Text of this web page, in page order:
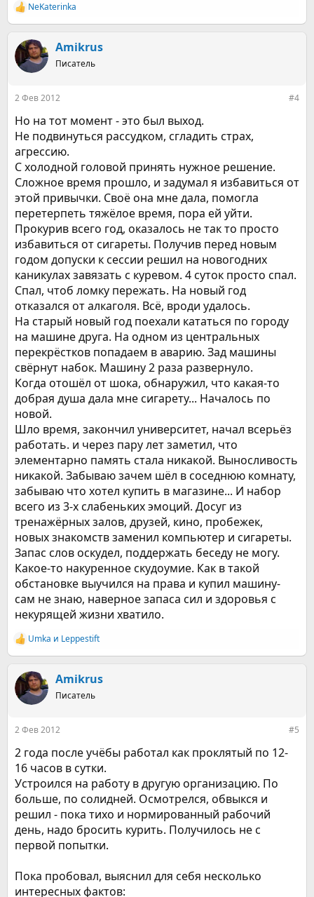
Р
е
к
ц
и
NeKaterinka
Amikrus
Писатель
2 Фев 2012 #4
Но на тот момент - это был выход.
Не подвинуться рассудком, сгладить страх,
агрессию.
С холодной головой принять нужное решение.
Сложное время прошло, и задумал я избавиться от
этой привычки. Своё она мне дала, помогла
перетерпеть тяжёлое время, пора ей уйти.
Прокурив всего год, оказалось не так то просто
избавиться от сигареты. Получив перед новым
годом допуски к сессии решил на новогодних
каникулах завязать с куревом. 4 суток просто спал.
Спал, чтоб ломку пережать. На новый год
отказался от алкаголя. Всё, вроди удалось.
На старый новый год поехали кататься по городу
на машине друга. На одном из центральных
перекрёстков попадаем в аварию. Зад машины
свёрнут набок. Машину 2 раза развернуло.
Когда отошёл от шока, обнаружил, что какая-то
добрая душа дала мне сигарету... Началось по
новой.
Шло время, закончил университет, начал всерьёз
работать. и через пару лет заметил, что
элементарно память стала никакой. Выносливость
никакой. Забываю зачем шёл в соседнюю комнату,
забываю что хотел купить в магазине... И набор
всего из 3-х слабеньких эмоций. Досуг из
тренажёрных залов, друзей, кино, пробежек,
новых знакомств заменил компьютер и сигареты.
Запас слов оскудел, поддержать беседу не могу.
Какое-то накуренное скудоумие. Как в такой
обстановке выучился на права и купил машину-
сам не знаю, наверное запаса сил и здоровья с
некурящей жизни хватило.
Р
е
к
ц
и
Umka и Leppestift
Amikrus
Писатель
2 Фев 2012 #5
2 года после учёбы работал как проклятый по 12-
16 часов в сутки.
Устроился на работу в другую организацию. По
больше, по солидней. Осмотрелся, обвыкся и
решил - пока тихо и нормированный рабочий
день, надо бросить курить. Получилось не с
первой попытки.
Пока пробовал, выяснил для себя несколько
интересных фактов: